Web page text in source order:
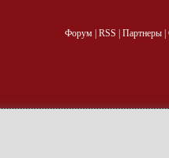
Форум| RSS Партнеры|